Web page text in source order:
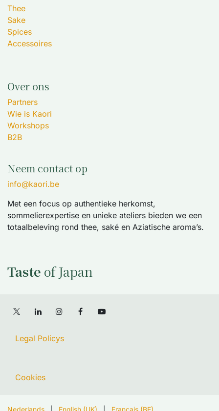
Thee
Sake
Spices
Accessoires
Over ons
Partners
Wie is Kaori
Workshops
B2B
Neem contact op
info@kaori.be
Met een focus op authentieke herkomst,
sommelierexpertise en unieke ateliers bieden we een
totaalbeleving rond thee, saké en Aziatische aroma’s.
Taste of Japan
Legal Policys
Cookies